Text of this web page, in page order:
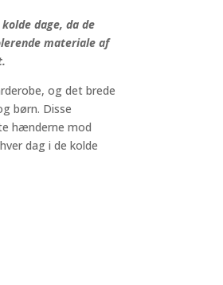
dage, da de
materiale af
og det brede
børn. Disse
hænderne mod
dag i de kolde